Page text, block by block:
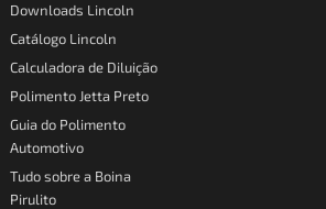
Downloads Lincoln
Catálogo Lincoln
Calculadora de Diluição
Polimento Jetta Preto
Guia do Polimento
Automotivo
Tudo sobre a Boina
Pirulito